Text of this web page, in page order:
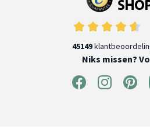
45149
Niks missen?